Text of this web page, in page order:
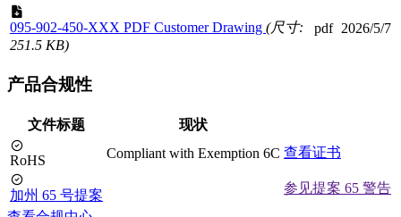
095-902-450-XXX PDF Customer Drawing (尺寸:
251.5 KB)
pdf 2026/5/7
产品合规性
文件标题 现状
RoHS Compliant with Exemption 6C 查看证书
加州 65 号提案
参见提案 65 警告